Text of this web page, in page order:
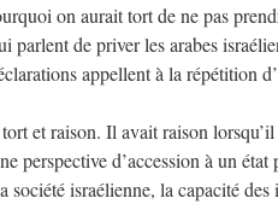
on aurait tort de ne pas
parlent de priver les arabes
appellent à la répétition
et raison. Il avait raison
perspective d’accession à un
société israélienne, la capacité